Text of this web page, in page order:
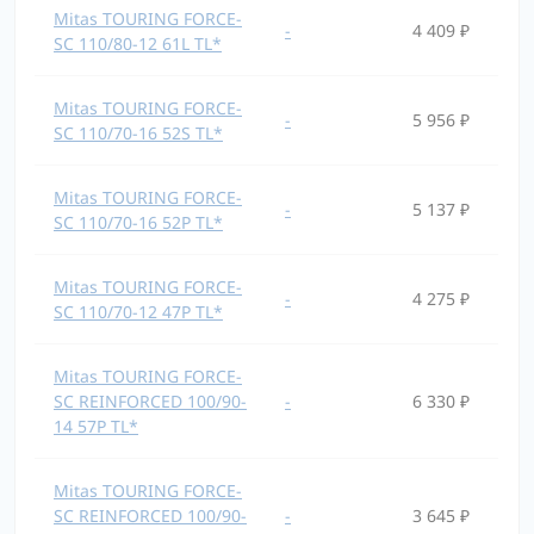
Mitas TOURING FORCE-
SC 110/80-12 61L TL*
- 4 409 ₽
Mitas TOURING FORCE-
SC 110/70-16 52S TL*
- 5 956 ₽
Mitas TOURING FORCE-
SC 110/70-16 52P TL*
- 5 137 ₽
Mitas TOURING FORCE-
SC 110/70-12 47P TL*
- 4 275 ₽
Mitas TOURING FORCE-
SC REINFORCED 100/90-
14 57P TL*
- 6 330 ₽
Mitas TOURING FORCE-
SC REINFORCED 100/90-
- 3 645 ₽